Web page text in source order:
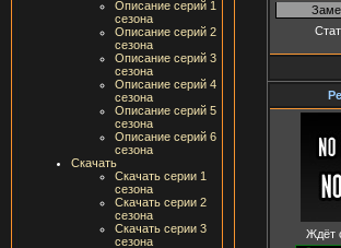
Описание серий 1
сезона
Описание серий 2
сезона
Описание серий 3
сезона
Описание серий 4
сезона
Описание серий 5
сезона
Описание серий 6
сезона
Скачать
Скачать серии 1
сезона
Скачать серии 2
сезона
Скачать серии 3
сезона
Ждёт